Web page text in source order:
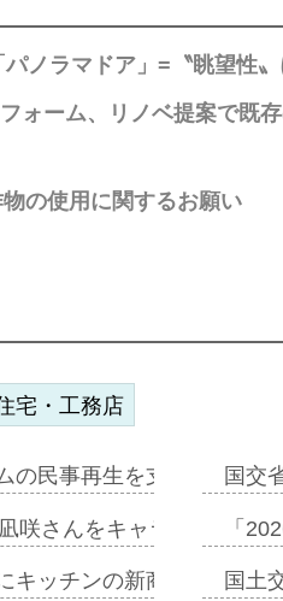
ノラマドア」=〝眺望性
ォーム、リノベ提案で既
の使用に関するお願い
宅・工務店
の民事再生を支援=スポン
咲さんをキャラクターに
キッチンの新商品=「ファ
国交
「
国土